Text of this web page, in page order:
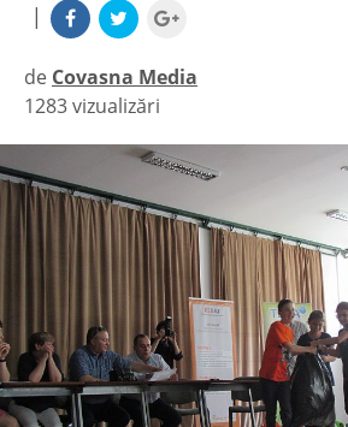
|
de Covasna Media
|
1283 vizualizări